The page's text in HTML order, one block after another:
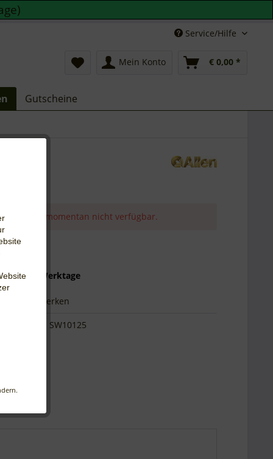
Service/Hilfe
Mein Konto € 0,00 *
Gutscheine
Artikel ist momentan nicht verfügbar.
*
10-20 Werktage
Merken
SW10125